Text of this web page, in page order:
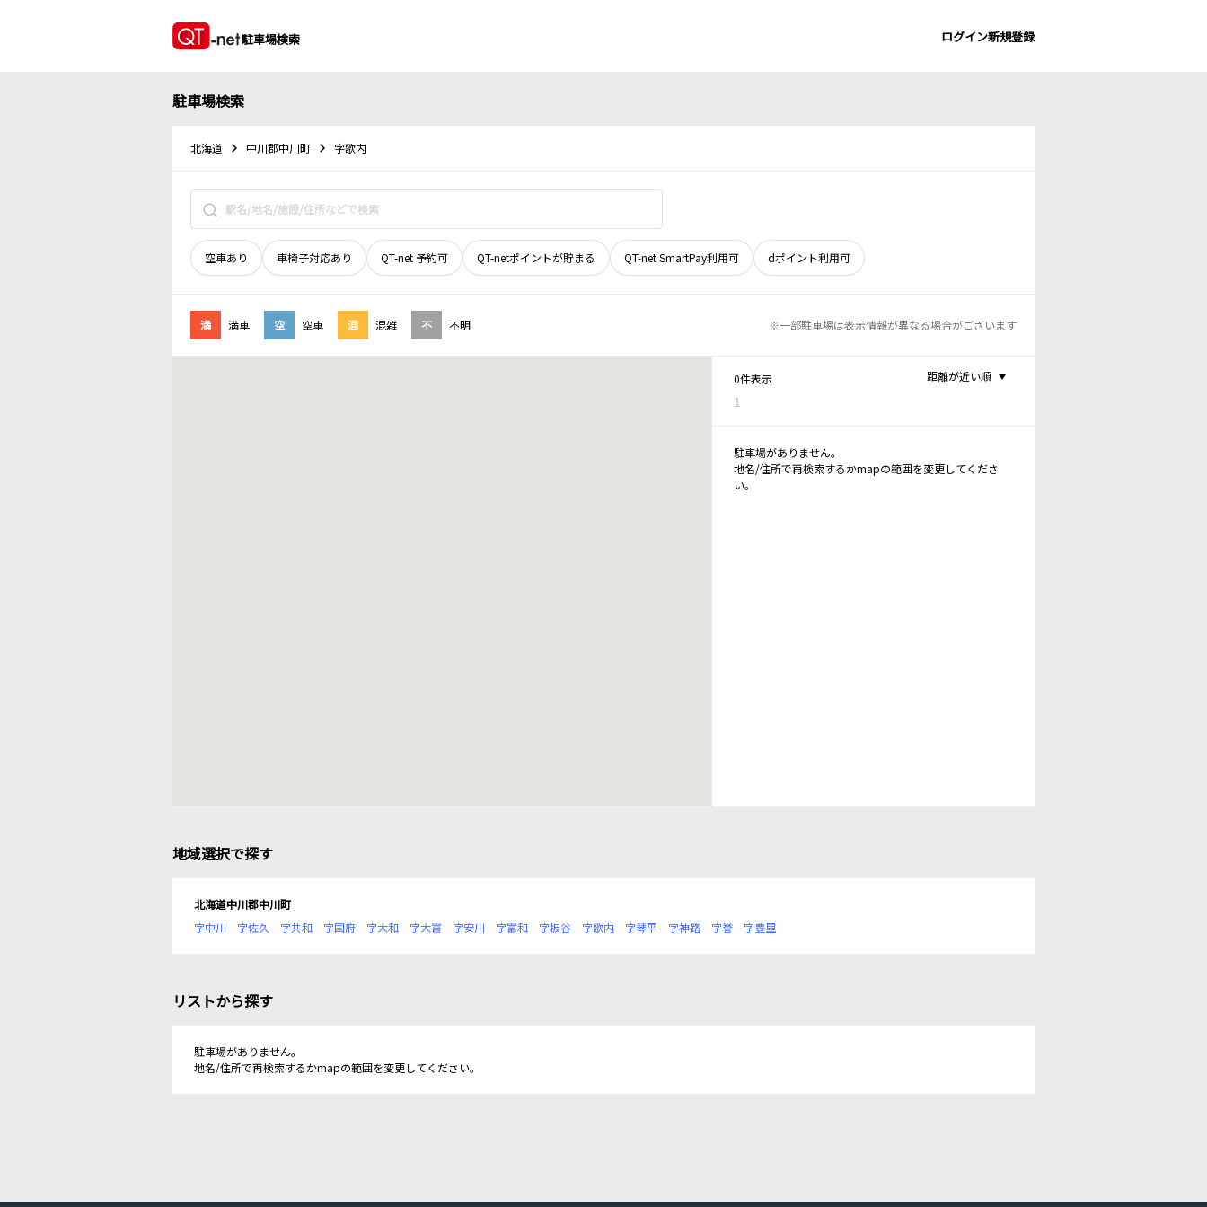
駐車場検索 ログイン新規登録
駐車場検索
北海道 中川郡中川町 字歌内
空車あり 車椅子対応あり QT-net 予約可 QT-netポイントが貯まる QT-net SmartPay利用可 dポイント利用可
満 満車 空 空車 混 混雑 不 不明 ※一部駐車場は表示情報が異なる場合がございます
0件表示
1
距離が近い順
駐車場がありません。
地名/住所で再検索するかmapの範囲を変更してくださ
い。
地域選択で探す
北海道中川郡中川町
字中川
字佐久 字共和 字国府 字大和 字大富 字安川 字富和 字板谷 字歌内 字琴平 字神路 字誉 字豊里
リストから探す
駐車場がありません。
地名/住所で再検索するかmapの範囲を変更してください。